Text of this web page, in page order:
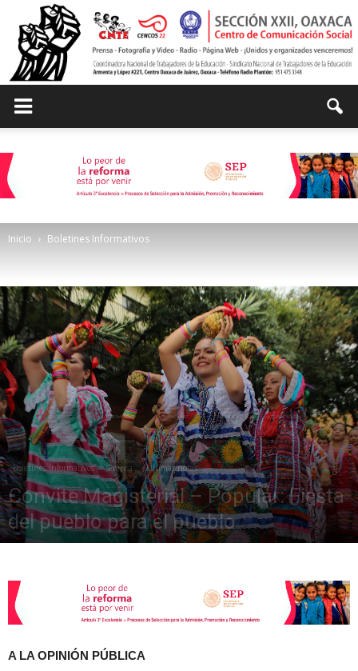
de
Social
de
la
XXII
Inicio Boletines Informativos
Boletines Informativos Prensa Últimas notas
Convite Magisterial – Popular: Fiesta
del pueblo para el pueblo
julio 19, 2015 1478
A LA OPINIÓN PÚBLICA